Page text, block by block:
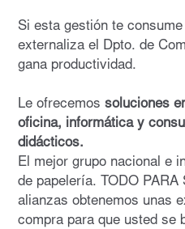
Si esta gestión te
externaliza el Dpto. de
gana productividad.
Le ofrecemos soluciones
oficina, informática y
didácticos.
El mejor grupo nacional e
de papelería. TODO
alianzas obtenemos unas
compra para que usted se